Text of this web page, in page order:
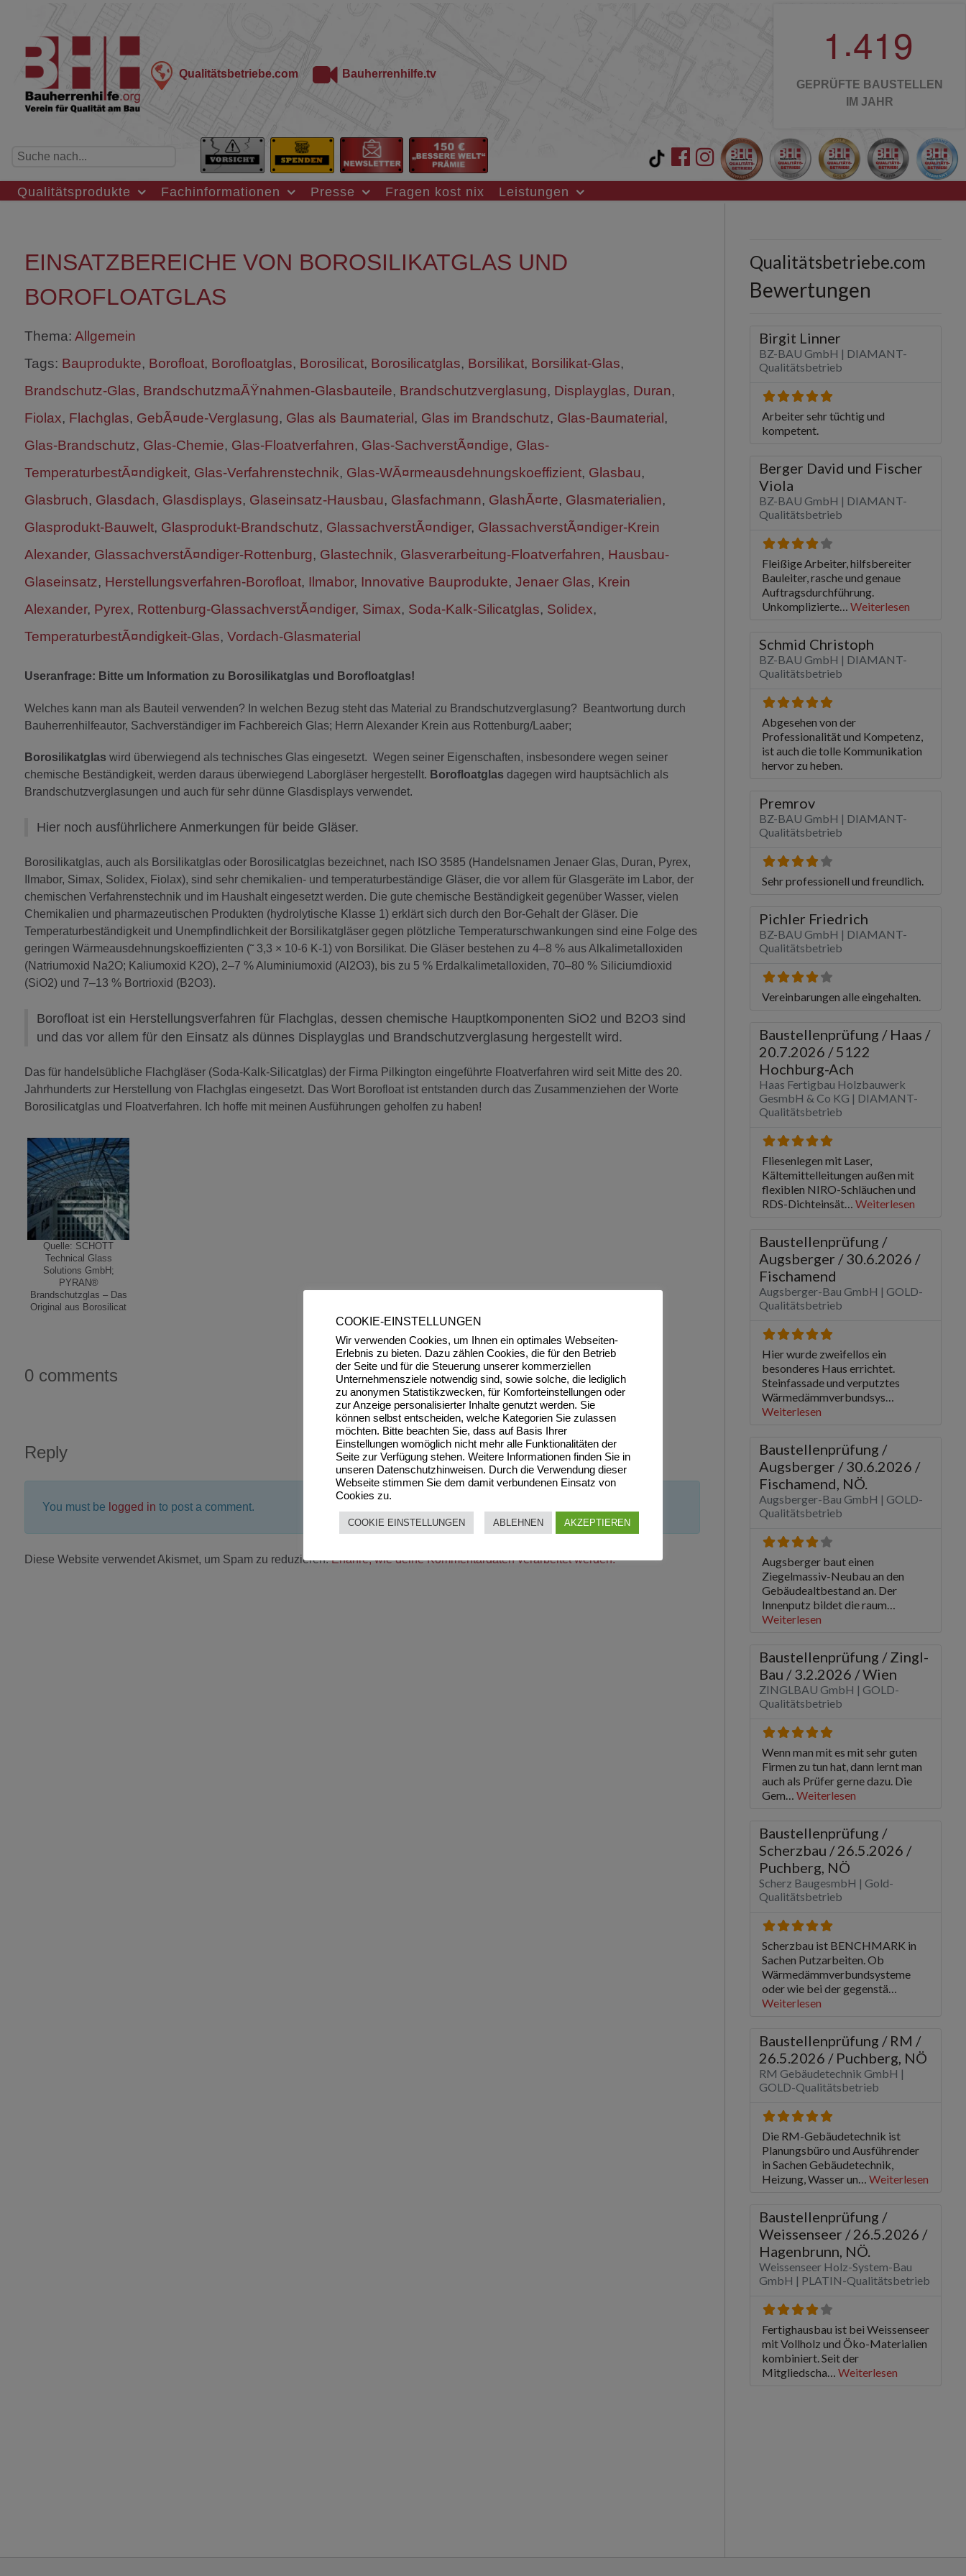
Qualitätsbetriebe.com Bauherrenhilfe.tv
1 .419
GEPRÜFTE BAUSTELLEN
IM JAHR
Qualitätsprodukte Fachinformationen Presse Fragen kost nix Leistungen
EINSATZBEREICHE VON BOROSILIKATGLAS UND
BOROFLOATGLAS
Thema: Allgemein
Tags: Bauprodukte, Borofloat, Borofloatglas, Borosilicat, Borosilicatglas, Borsilikat, Borsilikat-Glas,
Brandschutz-Glas, BrandschutzmaÃŸnahmen-Glasbauteile, Brandschutzverglasung, Displayglas, Duran,
Fiolax, Flachglas, GebÃ¤ude-Verglasung, Glas als Baumaterial, Glas im Brandschutz, Glas-Baumaterial,
Glas-Brandschutz, Glas-Chemie, Glas-Floatverfahren, Glas-SachverstÃ¤ndige, Glas-
TemperaturbestÃ¤ndigkeit, Glas-Verfahrenstechnik, Glas-WÃ¤rmeausdehnungskoeffizient, Glasbau,
Glasbruch, Glasdach, Glasdisplays, Glaseinsatz-Hausbau, Glasfachmann, GlashÃ¤rte, Glasmaterialien,
Glasprodukt-Bauwelt, Glasprodukt-Brandschutz, GlassachverstÃ¤ndiger, GlassachverstÃ¤ndiger-Krein
Alexander, GlassachverstÃ¤ndiger-Rottenburg, Glastechnik, Glasverarbeitung-Floatverfahren, Hausbau-
Glaseinsatz, Herstellungsverfahren-Borofloat, Ilmabor, Innovative Bauprodukte, Jenaer Glas, Krein
Alexander, Pyrex, Rottenburg-GlassachverstÃ¤ndiger, Simax, Soda-Kalk-Silicatglas, Solidex,
TemperaturbestÃ¤ndigkeit-Glas, Vordach-Glasmaterial
Useranfrage: Bitte um Information zu Borosilikatglas und Borofloatglas!
Welches kann man als Bauteil verwenden? In welchen Bezug steht das Material zu Brandschutzverglasung? Beantwortung durch
Bauherrenhilfeautor, Sachverständiger im Fachbereich Glas; Herrn Alexander Krein aus Rottenburg/Laaber;
Borosilikatglas wird überwiegend als technisches Glas eingesetzt. Wegen seiner Eigenschaften, insbesondere wegen seiner
chemische Beständigkeit, werden daraus überwiegend Laborgläser hergestellt. Borofloatglas dagegen wird hauptsächlich als
Brandschutzverglasungen und auch für sehr dünne Glasdisplays verwendet.
Hier noch ausführlichere Anmerkungen für beide Gläser.
Borosilikatglas, auch als Borsilikatglas oder Borosilicatglas bezeichnet, nach ISO 3585 (Handelsnamen Jenaer Glas, Duran, Pyrex,
Ilmabor, Simax, Solidex, Fiolax), sind sehr chemikalien- und temperaturbeständige Gläser, die vor allem für Glasgeräte im Labor, der
chemischen Verfahrenstechnik und im Haushalt eingesetzt werden. Die gute chemische Beständigkeit gegenüber Wasser, vielen
Chemikalien und pharmazeutischen Produkten (hydrolytische Klasse 1) erklärt sich durch den Bor-Gehalt der Gläser. Die
Temperaturbeständigkeit und Unempfindlichkeit der Borsilikatgläser gegen plötzliche Temperaturschwankungen sind eine Folge des
geringen Wärmeausdehnungskoeffizienten (˜ 3,3 × 10-6 K-1) von Borsilikat. Die Gläser bestehen zu 4–8 % aus Alkalimetalloxiden
(Natriumoxid Na2O; Kaliumoxid K2O), 2–7 % Aluminiumoxid (Al2O3), bis zu 5 % Erdalkalimetalloxiden, 70–80 % Siliciumdioxid
(SiO2) und 7–13 % Bortrioxid (B2O3).
Borofloat ist ein Herstellungsverfahren für Flachglas, dessen chemische Hauptkomponenten SiO2 und B2O3 sind
und das vor allem für den Einsatz als dünnes Displayglas und Brandschutzverglasung hergestellt wird.
Das für handelsübliche Flachgläser (Soda-Kalk-Silicatglas) der Firma Pilkington eingeführte Floatverfahren wird seit Mitte des 20.
Jahrhunderts zur Herstellung von Flachglas eingesetzt. Das Wort Borofloat ist entstanden durch das Zusammenziehen der Worte
Borosilicatglas und Floatverfahren. Ich hoffe mit meinen Ausführungen geholfen zu haben!
Quelle: SCHOTT
Technical Glass
Solutions GmbH;
PYRAN®
Brandschutzglas – Das
Original aus Borosilicat
0 comments
Reply
You must be logged in to post a comment.
Diese Website verwendet Akismet, um Spam zu reduzieren.Erfahre, wie deine Kommentardaten verarbeitet werden.
COOKIE-EINSTELLUNGEN
Wir verwenden Cookies, um Ihnen ein optimales Webseiten-
Erlebnis zu bieten. Dazu zählen Cookies, die für den Betrieb
der Seite und für die Steuerung unserer kommerziellen
Unternehmensziele notwendig sind, sowie solche, die lediglich
zu anonymen Statistikzwecken, für Komforteinstellungen oder
zur Anzeige personalisierter Inhalte genutzt werden. Sie
können selbst entscheiden, welche Kategorien Sie zulassen
möchten. Bitte beachten Sie, dass auf Basis Ihrer
Einstellungen womöglich nicht mehr alle Funktionalitäten der
Seite zur Verfügung stehen. Weitere Informationen finden Sie in
unseren Datenschutzhinweisen. Durch die Verwendung dieser
Webseite stimmen Sie dem damit verbundenen Einsatz von
Cookies zu.
COOKIE EINSTELLUNGEN ABLEHNEN AKZEPTIEREN